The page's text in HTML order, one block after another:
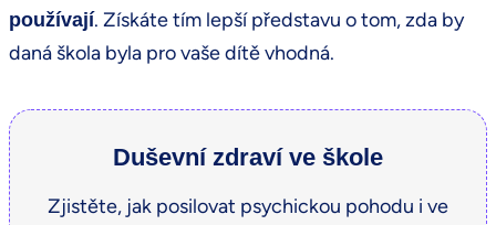
používají. Získáte tím lepší představu o tom, zda by
daná škola byla pro vaše dítě vhodná.
Duševní zdraví ve škole
Zjistěte, jak posilovat psychickou pohodu i ve